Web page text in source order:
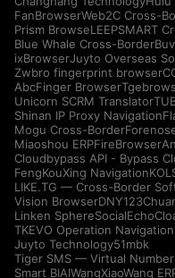
FanBrowserWeb2C Cross-
Prism BrowseLEEPSMART
Blue Whale Cross-Border
ixBrowserJuyto Overseas
Zwbro fingerprint browser
AbcFinger Browser
Unicorn SCRM Translator
Shinan IP Proxy Navigation
Mogu Cross-Border
Miaoshou ERPFireBrowser
Cloudbypass API - Bypass
FengKouXing Navigation
LIKE.TG — Cross-Border
Vision BrowserDNY123
Linken SphereSocialEcho
TKEVO Operation Navigation
Juyto Technology51mbk
Tiger SMS — Virtual
Smart BIAIWangXiaoWang